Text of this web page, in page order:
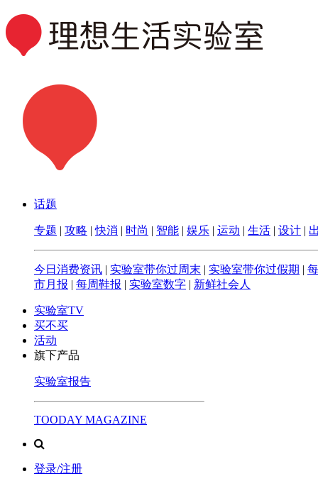
话题
专题 | 攻略 | 快消 | 时尚 | 智能 | 娱乐 | 运动 | 生活 | 设计 |
今日消费资讯 | 实验室带你过周末 | 实验室带你过假期 |
市月报 | 每周鞋报 | 实验室数字 | 新鲜社会人
实验室TV
买不买
活动
旗下产品
实验室报告
TOODAY MAGAZINE
登录/注册